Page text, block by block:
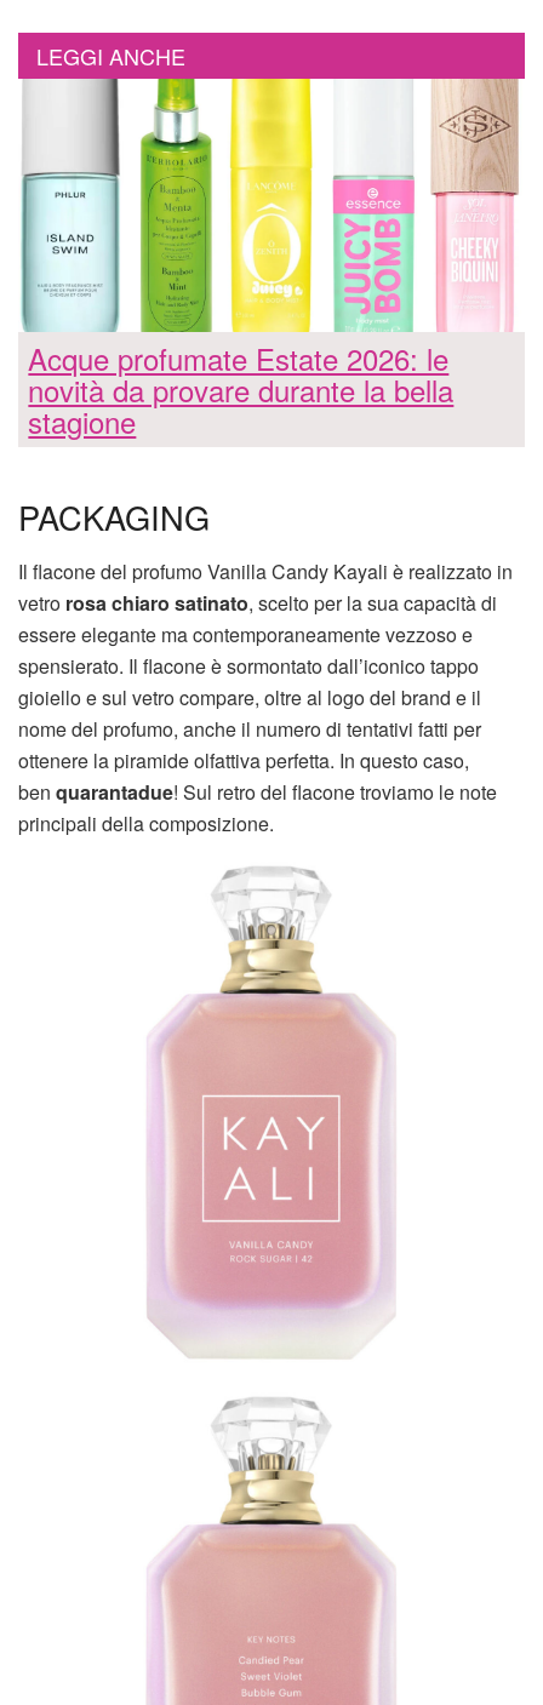
LEGGI ANCHE
Acque profumate Estate 2026: le
novità da provare durante la bella
stagione
PACKAGING
Il flacone del profumo Vanilla Candy Kayali è realizzato in
vetro rosa chiaro satinato, scelto per la sua capacità di
essere elegante ma contemporaneamente vezzoso e
spensierato. Il flacone è sormontato dall’iconico tappo
gioiello e sul vetro compare, oltre al logo del brand e il
nome del profumo, anche il numero di tentativi fatti per
ottenere la piramide olfattiva perfetta. In questo caso,
ben quarantadue! Sul retro del flacone troviamo le note
principali della composizione.